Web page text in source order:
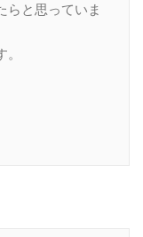
らと思っていま